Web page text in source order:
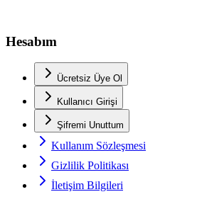
Hesabım
Ücretsiz Üye Ol
Kullanıcı Girişi
Şifremi Unuttum
Kullanım Sözleşmesi
Gizlilik Politikası
İletişim Bilgileri